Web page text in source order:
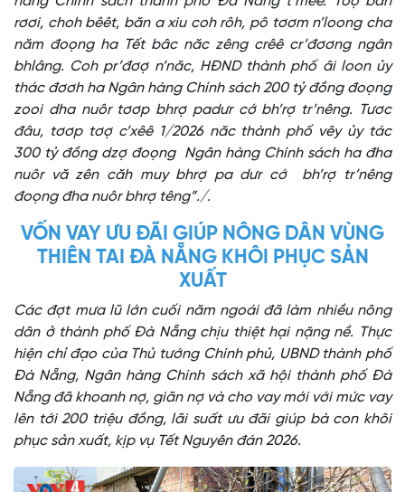
rơơi, choh bêêt, băn a xiu coh rôh, pô tơơm n’loong cha
năm đoọng ha Tết bâc năc zêng crêê cr’đơơng ngân
bhlâng. Coh pr’đơợ n’năc, HĐND thành phố âi loon ủy
thác đơơh ha Ngân hàng Chính sách 200 tỷ đồng đoọng
zooi dha nuôr tơơp bhrợ padưr cớ bh’rợ tr’nêng. Tươc
đâu, tơơp tơợ c’xêê 1/2026 năc thành phố vêy ủy tác
300 tỷ đồng dzợ đoọng Ngân hàng Chính sách ha đha
nuôr vă zên căh muy bhrợ pa dưr cớ bh’rợ tr’nêng
đoọng đha nuôr bhrợ têng”./.
VỐN VAY ƯU ĐÃI GIÚP NÔNG DÂN VÙNG
THIÊN TAI ĐÀ NẴNG KHÔI PHỤC SẢN
XUẤT
Các đợt mưa lũ lớn cuối năm ngoái đã làm nhiều nông
dân ở thành phố Đà Nẵng chịu thiệt hại nặng nề. Thực
hiện chỉ đạo của Thủ tướng Chính phủ, UBND thành phố
Đà Nẵng, Ngân hàng Chính sách xã hội thành phố Đà
Nẵng đã khoanh nợ, giãn nợ và cho vay mới với mức vay
lên tới 200 triệu đồng, lãi suất ưu đãi giúp bà con khôi
phục sản xuất, kịp vụ Tết Nguyên đán 2026.